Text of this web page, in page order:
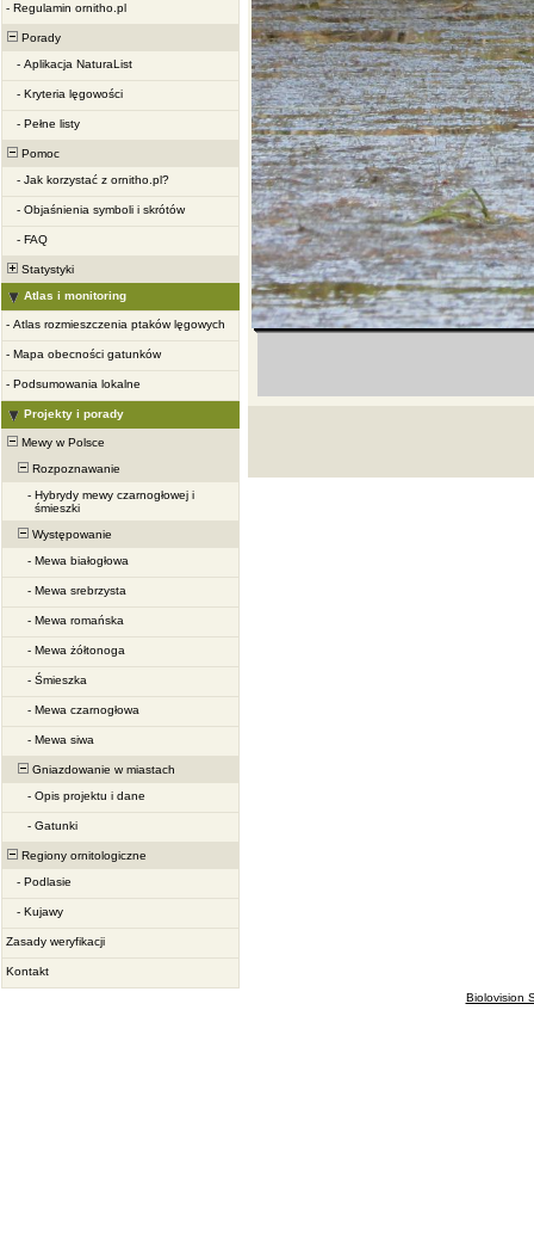
- Regulamin ornitho.pl
Porady
- Aplikacja NaturaList
- Kryteria lęgowości
- Pełne listy
Pomoc
- Jak korzystać z ornitho.pl?
- Objaśnienia symboli i skrótów
- FAQ
Statystyki
Atlas i monitoring
- Atlas rozmieszczenia ptaków lęgowych
- Mapa obecności gatunków
- Podsumowania lokalne
Projekty i porady
Mewy w Polsce
Rozpoznawanie
- Hybrydy mewy czarnogłowej i
śmieszki
Występowanie
- Mewa białogłowa
- Mewa srebrzysta
- Mewa romańska
- Mewa żółtonoga
- Śmieszka
- Mewa czarnogłowa
- Mewa siwa
Gniazdowanie w miastach
- Opis projektu i dane
- Gatunki
Regiony ornitologiczne
- Podlasie
- Kujawy
Zasady weryfikacji
Kontakt
Biolovision